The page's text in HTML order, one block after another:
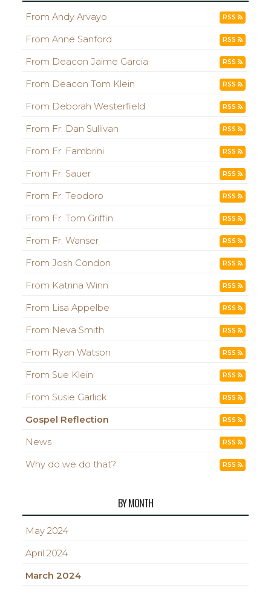
From Andy Arvayo RSS
From Anne Sanford RSS
From Deacon Jaime Garcia RSS
From Deacon Tom Klein RSS
From Deborah Westerfield RSS
From Fr. Dan Sullivan RSS
From Fr. Fambrini RSS
From Fr. Sauer RSS
From Fr. Teodoro RSS
From Fr. Tom Griffin RSS
From Fr. Wanser RSS
From Josh Condon RSS
From Katrina Winn RSS
From Lisa Appelbe RSS
From Neva Smith RSS
From Ryan Watson RSS
From Sue Klein RSS
From Susie Garlick RSS
Gospel Reflection RSS
News RSS
Why do we do that? RSS
BY MONTH
May 2024
April 2024
March 2024